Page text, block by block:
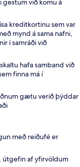
við komu á
kreditkortinu sem var
mynd á sama nafni,
í samráði við
hafa samband við
finna má í
gætu verið þýddar
með reiðufé er
útgefin af yfirvöldum